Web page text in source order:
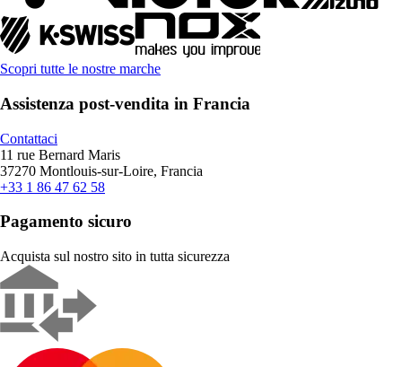
Scopri tutte le nostre marche
Assistenza post-vendita in Francia
Contattaci
11 rue Bernard Maris
37270 Montlouis-sur-Loire, Francia
+33 1 86 47 62 58
Pagamento sicuro
Acquista sul nostro sito in tutta sicurezza